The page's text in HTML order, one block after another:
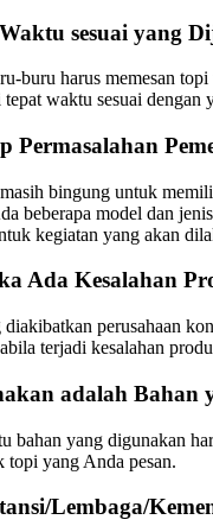
sesuai yang
buru harus memesan
waktu sesuai dengan
Permasalahan
bingung untuk
beberapa model dan
kegiatan yang akan
Ada Kesalahan
perusahaan
terjadi kesalahan
adalah Bahan
bahan yang digunakan
topi yang Anda pesan.
Lembaga/